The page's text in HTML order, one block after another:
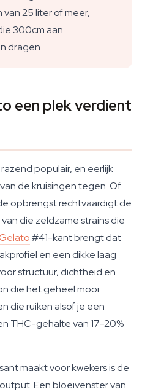
25 liter of meer,
300cm aan
dragen.
een plek verdient
populair, en eerlijk
de kruisingen tegen. Of
opbrengst rechtvaardigt de
die zeldzame strains die
#41-kant brengt dat
en een dikke laag
structuur, dichtheid en
die het geheel mooi
die ruiken alsof je een
THC-gehalte van 17–20%
maakt voor kwekers is de
Een bloeivenster van